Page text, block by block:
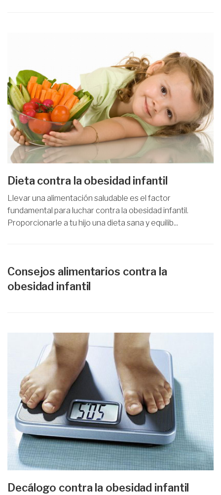
Dieta contra la obesidad infantil
Llevar una alimentación saludable es el factor
fundamental para luchar contra la obesidad infantil.
Proporcionarle a tu hijo una dieta sana y equilib...
Consejos alimentarios contra la
obesidad infantil
Decálogo contra la obesidad infantil